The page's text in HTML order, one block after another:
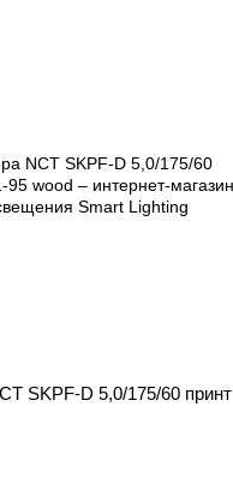
SKPF-D 5,0/175/60 принт